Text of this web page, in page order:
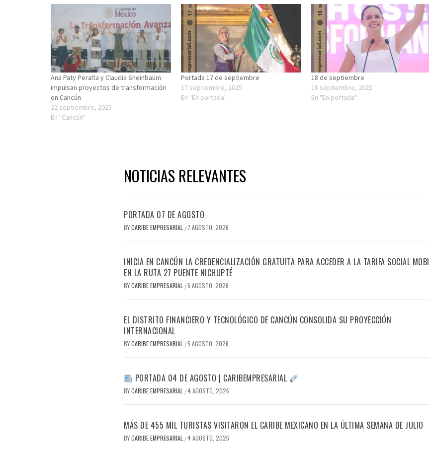
Ana Paty Peralta y Claudia Sheinbaum
impulsan proyectos de transformación
en Cancún
22 septiembre, 2025
En "Cancún"
Portada 17 de septiembre
17 septiembre, 2025
En "En portada"
18 de septiembre
18 septiembre, 2025
En "En portada"
NOTICIAS RELEVANTES
PORTADA 07 DE AGOSTO
BYCARIBE EMPRESARIAL / 7 AGOSTO, 2026
INICIA EN CANCÚN LA CREDENCIALIZACIÓN GRATUITA PARA ACCEDER A LA TARIFA SOCIAL MOBI
EN LA RUTA 27 PUENTE NICHUPTÉ
BYCARIBE EMPRESARIAL /5 AGOSTO, 2026
EL DISTRITO FINANCIERO Y TECNOLÓGICO DE CANCÚN CONSOLIDA SU PROYECCIÓN
INTERNACIONAL
BYCARIBE EMPRESARIAL /5 AGOSTO, 2026
PORTADA 04 DE AGOSTO | CARIBEMPRESARIAL
BYCARIBE EMPRESARIAL /4 AGOSTO, 2026
MÁS DE 455 MIL TURISTAS VISITARON EL CARIBE MEXICANO EN LA ÚLTIMA SEMANA DE JULIO
BYCARIBE EMPRESARIAL /4 AGOSTO, 2026